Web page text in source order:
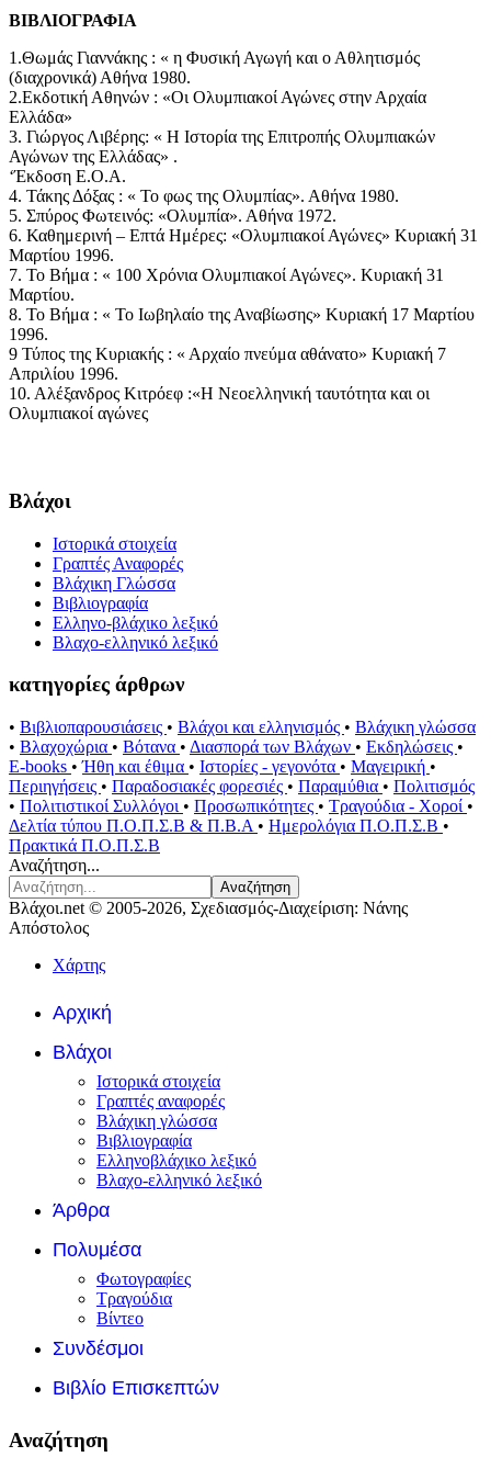
ΒΙΒΛΙΟΓΡΑΦΙΑ
1.Θωμάς Γιαννάκης : « η Φυσική Αγωγή και ο Αθλητισμός
(διαχρονικά) Αθήνα 1980.
2.Εκδοτική Αθηνών : «Οι Ολυμπιακοί Αγώνες στην Αρχαία
Ελλάδα»
3. Γιώργος Λιβέρης: « Η Ιστορία της Επιτροπής Ολυμπιακών
Αγώνων της Ελλάδας» .
‘Έκδοση Ε.Ο.Α.
4. Τάκης Δόξας : « Το φως της Ολυμπίας». Αθήνα 1980.
5. Σπύρος Φωτεινός: «Ολυμπία». Αθήνα 1972.
6. Καθημερινή – Επτά Ημέρες: «Ολυμπιακοί Αγώνες» Κυριακή 31
Μαρτίου 1996.
7. Το Βήμα : « 100 Χρόνια Ολυμπιακοί Αγώνες». Κυριακή 31
Μαρτίου.
8. Το Βήμα : « Το Ιωβηλαίο της Αναβίωσης» Κυριακή 17 Μαρτίου
1996.
9 Τύπος της Κυριακής : « Αρχαίο πνεύμα αθάνατο» Κυριακή 7
Απριλίου 1996.
10. Αλέξανδρος Κιτρόεφ :«Η Νεοελληνική ταυτότητα και οι
Ολυμπιακοί αγώνες
Βλάχοι
Ιστορικά στοιχεία
Γραπτές Αναφορές
Βλάχικη Γλώσσα
Βιβλιογραφία
Ελληνο-βλάχικο λεξικό
Βλαχο-ελληνικό λεξικό
κατηγορίες άρθρων
• Βιβλιοπαρουσιάσεις • Βλάχοι και ελληνισμός • Βλάχικη γλώσσα
• Βλαχοχώρια • Βότανα • Διασπορά των Βλάχων • Εκδηλώσεις •
E-books •Ήθη και έθιμα • Ιστορίες - γεγονότα • Μαγειρική •
Περιηγήσεις • Παραδοσιακές φορεσιές • Παραμύθια • Πολιτισμός
• Πολιτιστικοί Συλλόγοι • Προσωπικότητες • Τραγούδια - Χοροί •
Δελτία τύπου Π.Ο.Π.Σ.Β & Π.Β.Α • Ημερολόγια Π.Ο.Π.Σ.Β •
Πρακτικά Π.Ο.Π.Σ.Β
Αναζήτηση...
Αναζήτηση
Βλάχοι.net © 2005-2026, Σχεδιασμός-Διαχείριση: Νάνης
Απόστολος
Χάρτης
Αρχική
Βλάχοι
Ιστορικά στοιχεία
Γραπτές αναφορές
Βλάχικη γλώσσα
Βιβλιογραφία
Ελληνοβλάχικο λεξικό
Βλαχο-ελληνικό λεξικό
Άρθρα
Πολυμέσα
Φωτογραφίες
Τραγούδια
Βίντεο
Συνδέσμοι
Βιβλίο Επισκεπτών
Αναζήτηση